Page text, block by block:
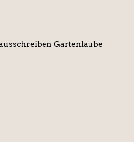
Gartenlaube